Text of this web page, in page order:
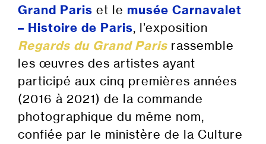
Grand Paris et le musée Carnavalet
– Histoire de Paris, l’exposition
Regards du Grand Paris rassemble
les œuvres des artistes ayant
participé aux cinq premières années
(2016 à 2021) de la commande
photographique du même nom,
confiée par le ministère de la Culture